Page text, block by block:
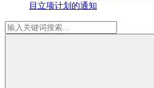
目立项计划的通知